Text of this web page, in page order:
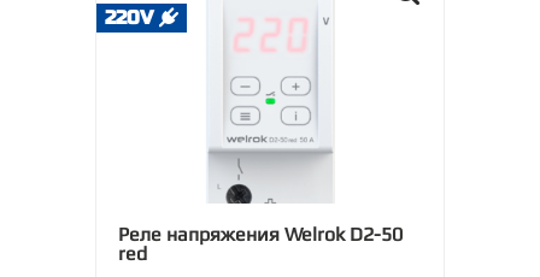
220V
Реле напряжения Welrok D2-50
red